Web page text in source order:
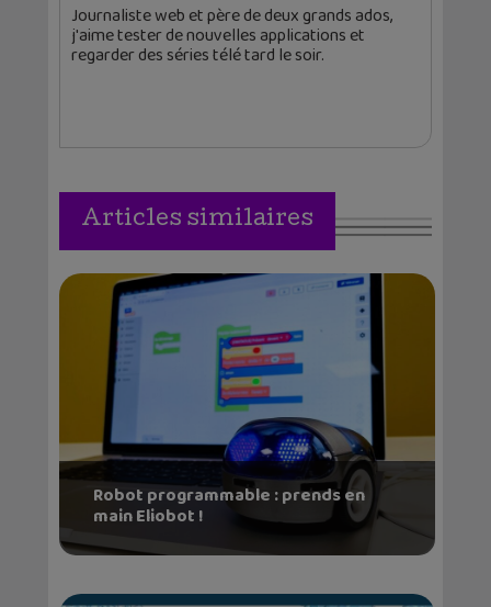
Journaliste web et père de deux grands ados,
j'aime tester de nouvelles applications et
regarder des séries télé tard le soir.
Articles similaires
Robot programmable : prends en
main Eliobot !